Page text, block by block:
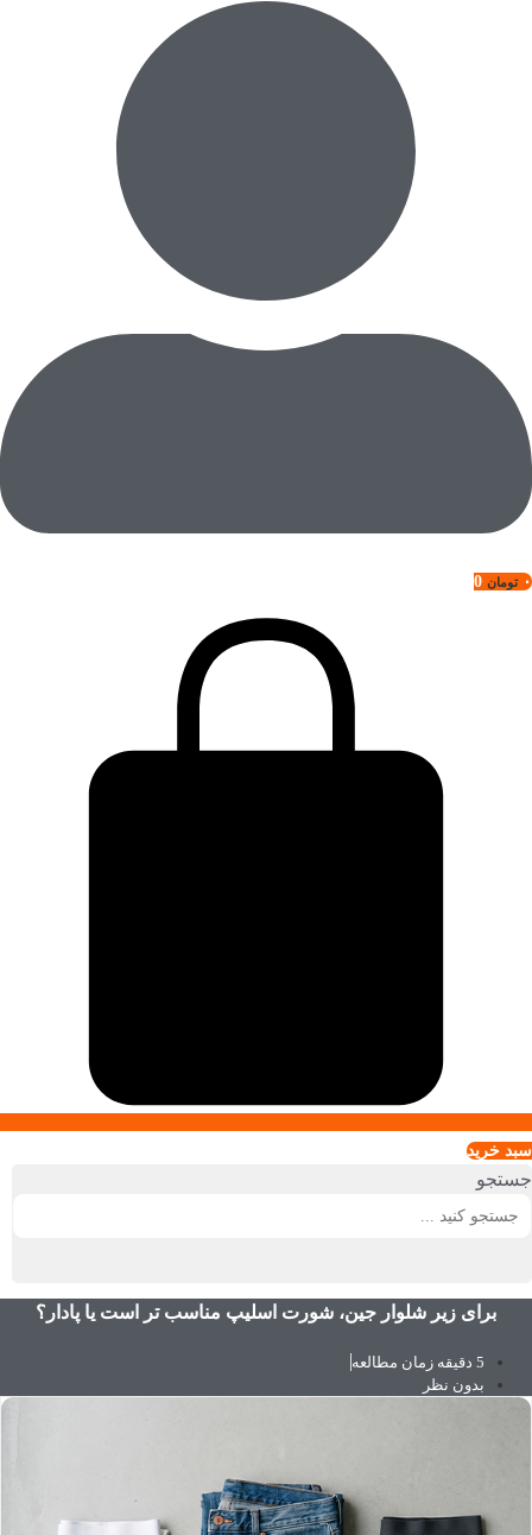
۰ تومان 0
سبد خريد
جستجو
برای زیر شلوار جین، شورت اسلیپ مناسب‌ تر است یا پادار؟
5 دقیقه زمان مطالعه
بدون نظر